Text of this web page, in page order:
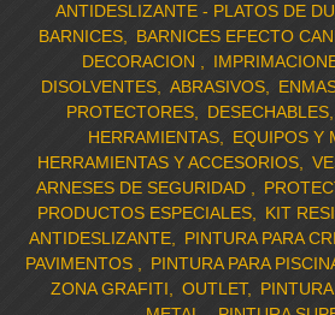
ANTIDESLIZANTE - PLATOS DE
BARNICES
BARNICES EFECTO
DECORACION
DISOLVENTES
ABRASIVOS
PROTECTORES
DESECHABLES
HERRAMIENTAS
EQUIPOS Y
HERRAMIENTAS Y ACCESORIOS
ARNESES DE SEGURIDAD
PRODUCTOS ESPECIALES
KIT
ANTIDESLIZANTE
PINTURA PARA
PAVIMENTOS
PINTURA PARA
ZONA GRAFITI
OUTLET